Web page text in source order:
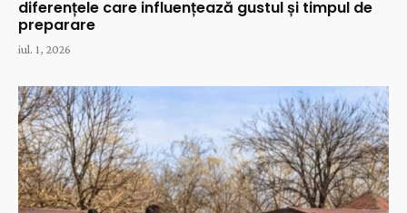
diferențele care influențează gustul și timpul de
preparare
iul. 1, 2026